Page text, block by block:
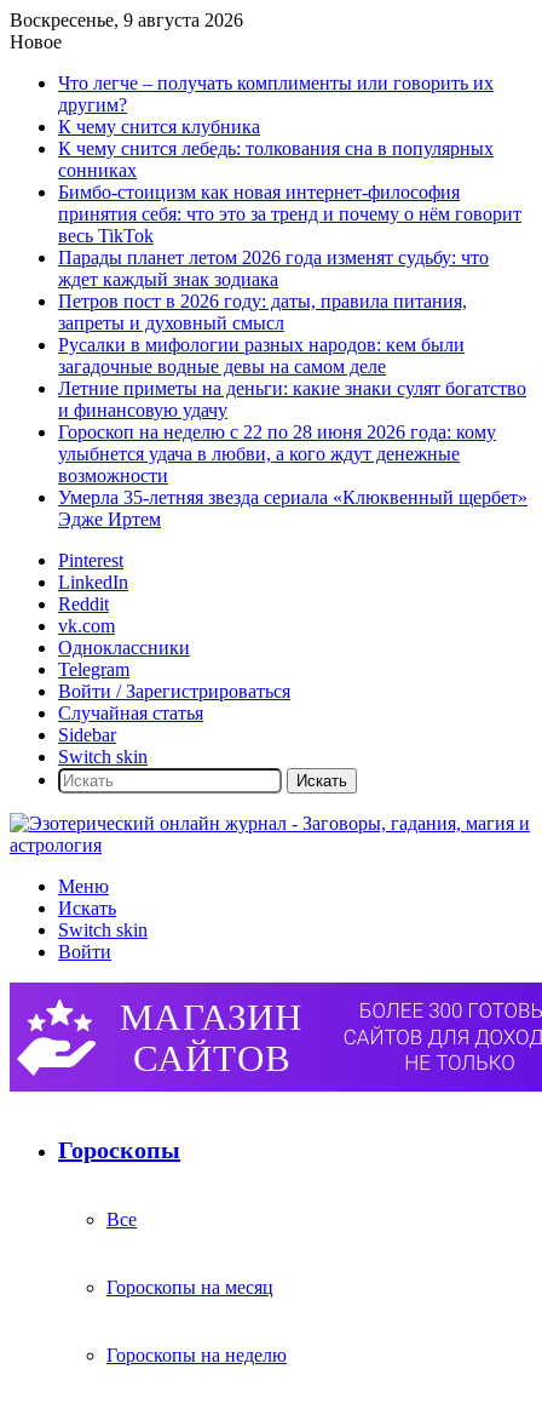
Воскресенье, 9 августа 2026
Новое
Что легче – получать комплименты или говорить их
другим?
К чему снится клубника
К чему снится лебедь: толкования сна в популярных
сонниках
Бимбо-стоицизм как новая интернет-философия
принятия себя: что это за тренд и почему о нём говорит
весь TikTok
Парады планет летом 2026 года изменят судьбу: что
ждет каждый знак зодиака
Петров пост в 2026 году: даты, правила питания,
запреты и духовный смысл
Русалки в мифологии разных народов: кем были
загадочные водные девы на самом деле
Летние приметы на деньги: какие знаки сулят богатство
и финансовую удачу
Гороскоп на неделю с 22 по 28 июня 2026 года: кому
улыбнется удача в любви, а кого ждут денежные
возможности
Умерла 35-летняя звезда сериала «Клюквенный щербет»
Эдже Иртем
Pinterest
LinkedIn
Reddit
vk.com
Одноклассники
Telegram
Войти / Зарегистрироваться
Случайная статья
Sidebar
Switch skin
Искать
Меню
Искать
Switch skin
Войти
Гороскопы
Все
Гороскопы на месяц
Гороскопы на неделю